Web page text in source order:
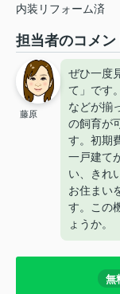
内装リフォーム済
担当者のコメン
藤原
ぜひ一度
て」です
などが揃
の飼育が
す。初期
一戸建て
い、きれ
お住まい
す。この
ょうか。
無